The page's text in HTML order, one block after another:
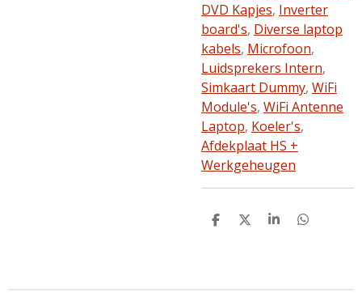
DVD Kapjes, Inverter
board's, Diverse laptop
kabels, Microfoon,
Luidsprekers Intern,
Simkaart Dummy, WiFi
Module's, WiFi Antenne
Laptop, Koeler's,
Afdekplaat HS +
Werkgeheugen
D
D
S
D